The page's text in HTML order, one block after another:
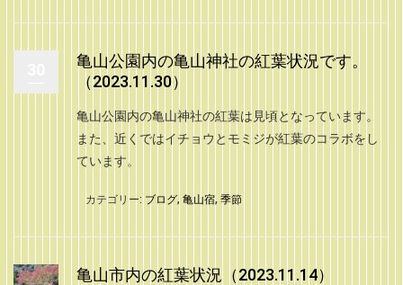
亀山公園内の亀山神社の紅葉状況です。
（2023.11.30）
亀山公園内の亀山神社の紅葉は見頃となっています。
また、近くではイチョウとモミジが紅葉のコラボをし
ています。
カテゴリー: ブログ, 亀山宿, 季節
亀山市内の紅葉状況（2023.11.14）